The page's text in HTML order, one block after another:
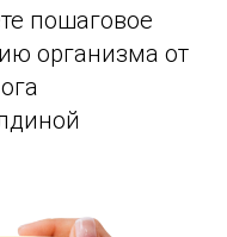
пошаговое
организма от